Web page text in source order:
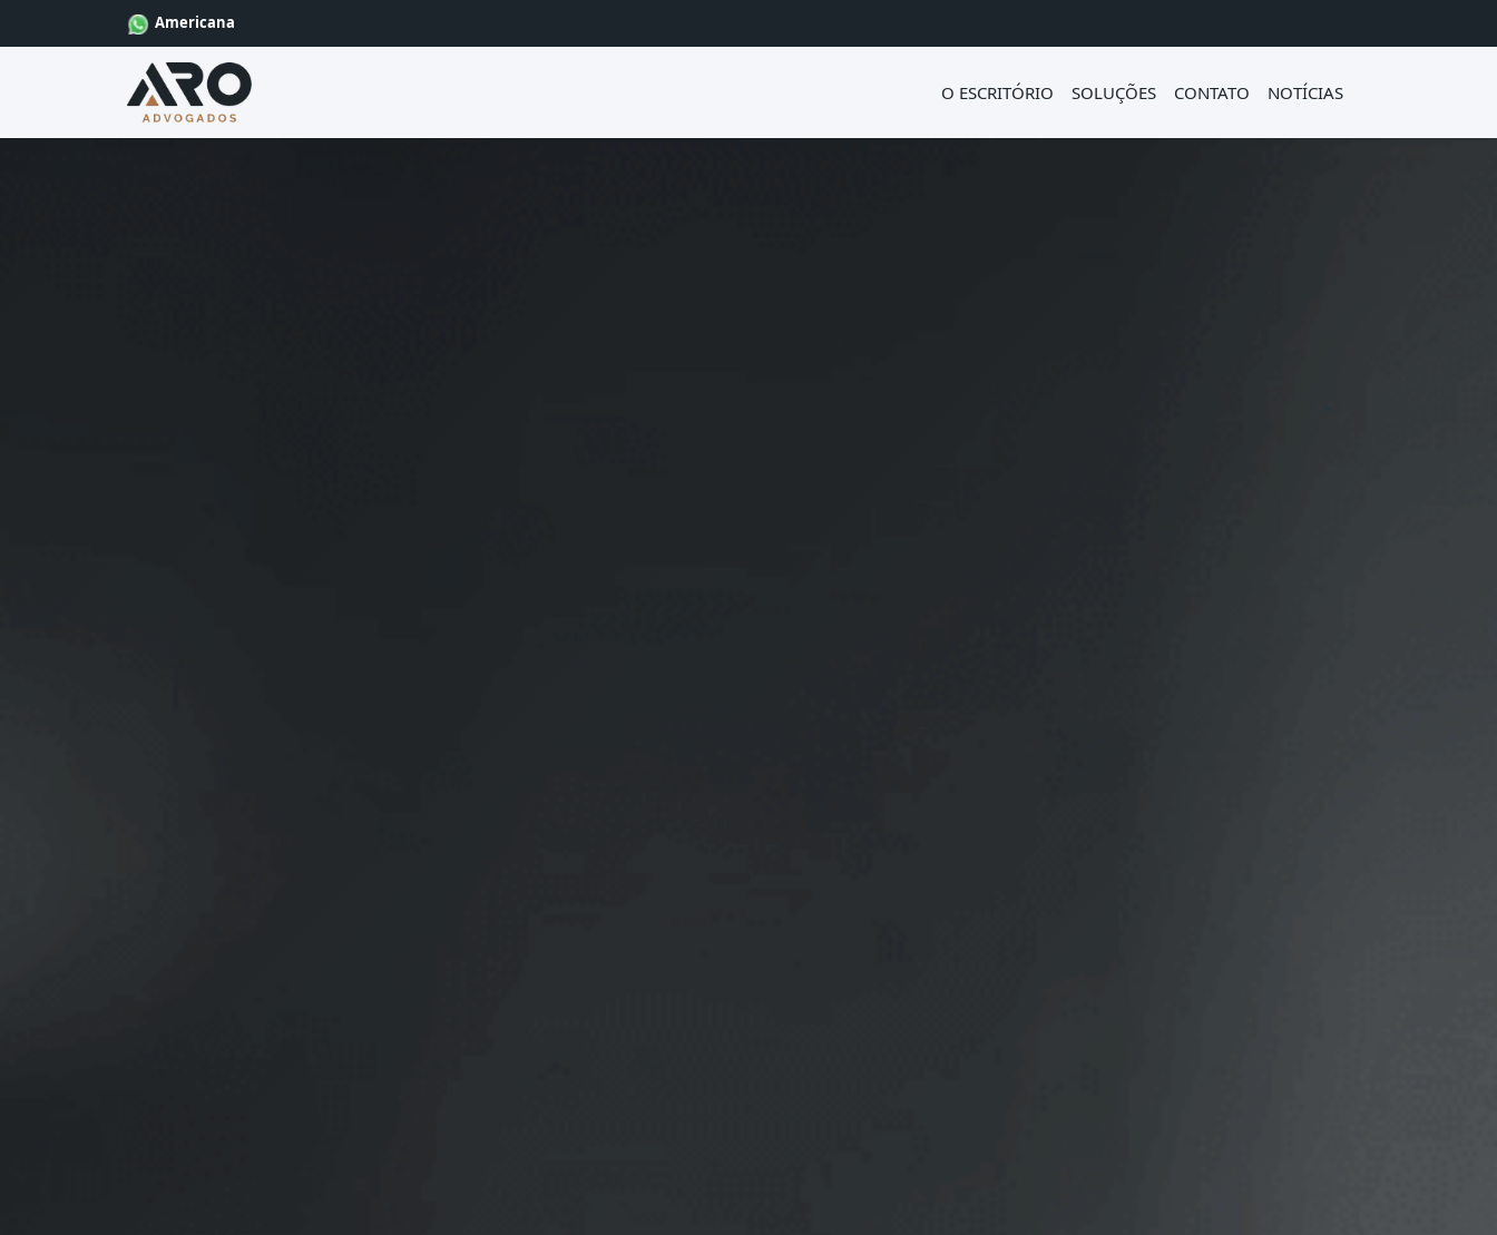
Americana
O ESCRITÓRIO SOLUÇÕES CONTATO NOTÍCIAS